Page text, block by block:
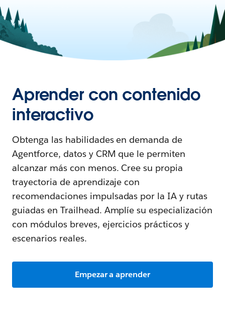
Aprender con contenido
interactivo
Obtenga las habilidades en demanda de
Agentforce, datos y CRM que le permiten
alcanzar más con menos. Cree su propia
trayectoria de aprendizaje con
recomendaciones impulsadas por la IA y rutas
guiadas en Trailhead. Amplíe su especialización
con módulos breves, ejercicios prácticos y
escenarios reales.
Empezar a aprender